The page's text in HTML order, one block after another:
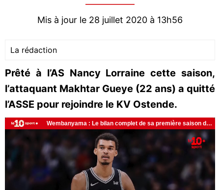
Mis à jour le 28 juillet 2020 à 13h56
La rédaction
Prêté à l’AS Nancy Lorraine cette saison,
l’attaquant Makhtar Gueye (22 ans) a quitté
l’ASSE pour rejoindre le KV Ostende.